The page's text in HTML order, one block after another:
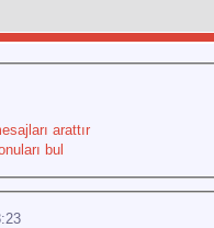
arattır
bul